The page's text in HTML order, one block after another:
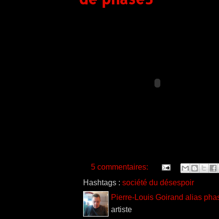
5 commentaires:
Hashtags : société du désespoir
Pierre-Louis Goirand alias
artiste